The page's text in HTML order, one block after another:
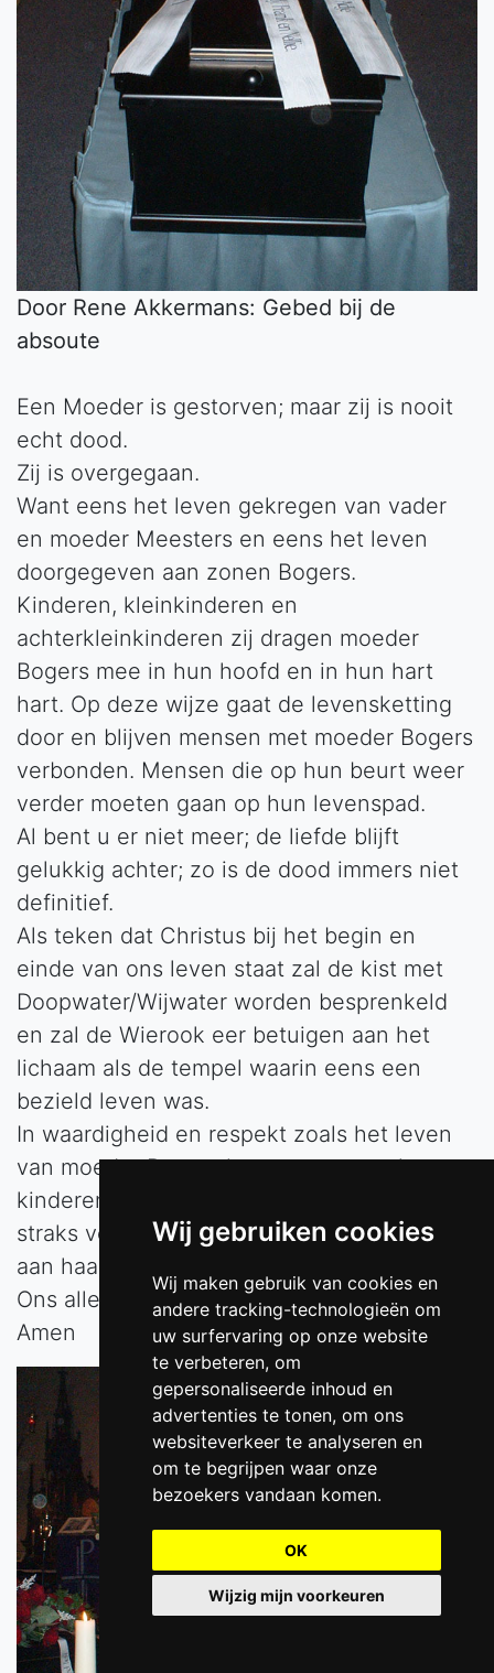
Wij gebruiken cookies
Wij maken gebruik van cookies en
andere tracking-technologieën om
uw surfervaring op onze website
te verbeteren, om
gepersonaliseerde inhoud en
advertenties te tonen, om ons
websiteverkeer te analyseren en
om te begrijpen waar onze
bezoekers vandaan komen.
OK
Wijzig mijn voorkeuren
Door Rene Akkermans: Gebed bij de
absoute
Een Moeder is gestorven; maar zij is nooit
echt dood.
Zij is overgegaan.
Want eens het leven gekregen van vader
en moeder Meesters en eens het leven
doorgegeven aan zonen Bogers.
Kinderen, kleinkinderen en
achterkleinkinderen zij dragen moeder
Bogers mee in hun hoofd en in hun hart
hart. Op deze wijze gaat de levensketting
door en blijven mensen met moeder Bogers
verbonden. Mensen die op hun beurt weer
verder moeten gaan op hun levenspad.
Al bent u er niet meer; de liefde blijft
gelukkig achter; zo is de dood immers niet
definitief.
Als teken dat Christus bij het begin en
einde van ons leven staat zal de kist met
Doopwater/Wijwater worden besprenkeld
en zal de Wierook eer betuigen aan het
lichaam als de tempel waarin eens een
bezield leven was.
In waardigheid en respekt zoals het leven
van moeder Bogers is geweest voor haar
kinderen en vele anderen zullen wij het
straks voor altijd uit handen moeten geven
aan haar Schepper..
Ons aller God.
Amen